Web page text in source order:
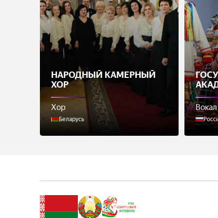
НАРОДНЫЙ КАМЕРНЫЙ
ХОР
Хор
Беларусь
ХОР
Вокал